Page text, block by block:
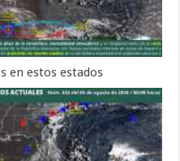
en estos estados